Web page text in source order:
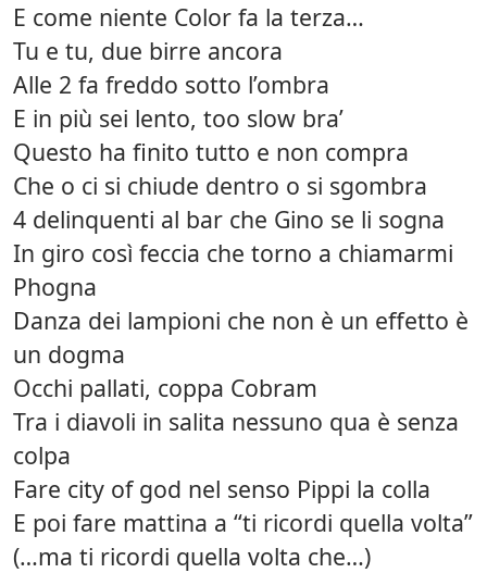
E come niente Color fa la terza…
Tu e tu, due birre ancora
Alle 2 fa freddo sotto l’ombra
E in più sei lento, too slow bra’
Questo ha finito tutto e non compra
Che o ci si chiude dentro o si sgombra
4 delinquenti al bar che Gino se li sogna
In giro così feccia che torno a chiamarmi
Phogna
Danza dei lampioni che non è un effetto è
un dogma
Occhi pallati, coppa Cobram
Tra i diavoli in salita nessuno qua è senza
colpa
Fare city of god nel senso Pippi la colla
E poi fare mattina a “ti ricordi quella volta”
(…ma ti ricordi quella volta che…)